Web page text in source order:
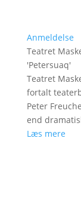
Anmeldelse
Teatret
'Petersuaq'
Teatret
fortalt
Peter
end
Læs mere